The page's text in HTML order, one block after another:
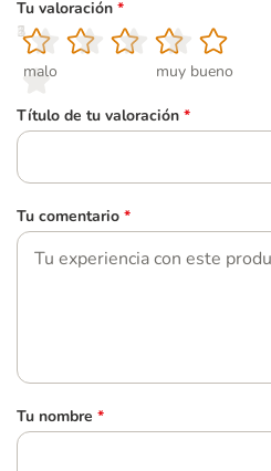
Tu valoración *
1
malo
2
3
4
5
muy bueno
Título de tu valoración *
Tu comentario *
Tu nombre *